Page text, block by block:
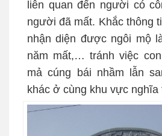
liên quan đến người có
người đã mất. Khắc thông
nhận diện được ngôi mộ
năm mất,… tránh việc
mả cúng bái nhầm lẫn
khác ở cùng khu vực nghĩa